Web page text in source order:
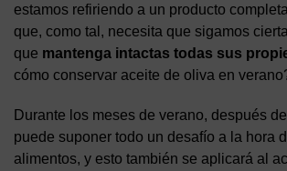
estamos refiriendo a un producto
que, como tal, necesita que sigamos
que mantenga intactas todas sus
cómo conservar aceite de oliva en
Durante los meses de verano, después
puede suponer todo un desafío a la hora
alimentos, y esto también se aplicará al